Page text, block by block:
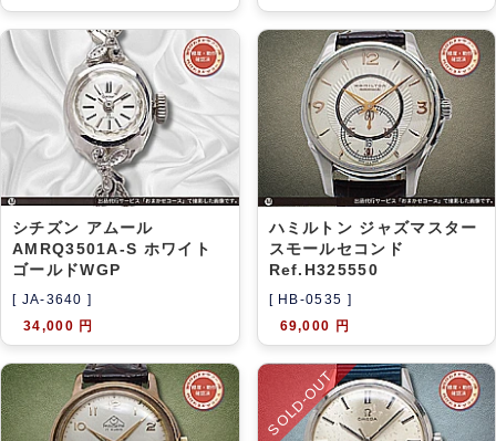
シチズン アムール
AMRQ3501A-S ホワイト
ゴールドWGP
[ JA-3640 ]
34,000 円
ハミルトン ジャズマスター
スモールセコンド
Ref.H325550
[ HB-0535 ]
69,000 円
SOLD-OUT